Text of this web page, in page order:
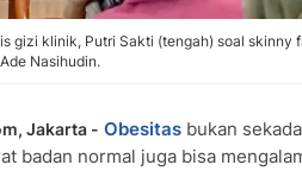
gizi klinik, Putri Sakti (tengah) soal skinny
Nasihudin.
Jakarta - Obesitas bukan
badan normal juga bisa